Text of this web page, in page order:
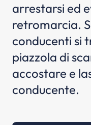
arrestarsi ed
retromarcia.
conducenti si
piazzola di
accostare e
conducente.